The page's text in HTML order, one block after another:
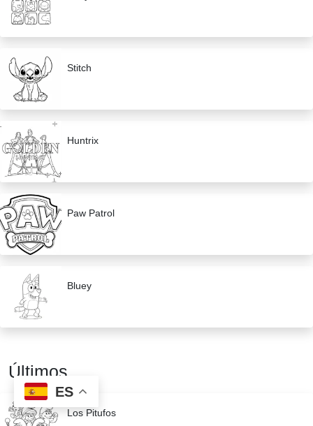
Stitch
Huntrix
Paw Patrol
Bluey
Últimos
Los Pitufos
ES